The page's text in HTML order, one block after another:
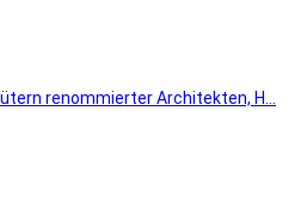
renommierter Architekten, H...